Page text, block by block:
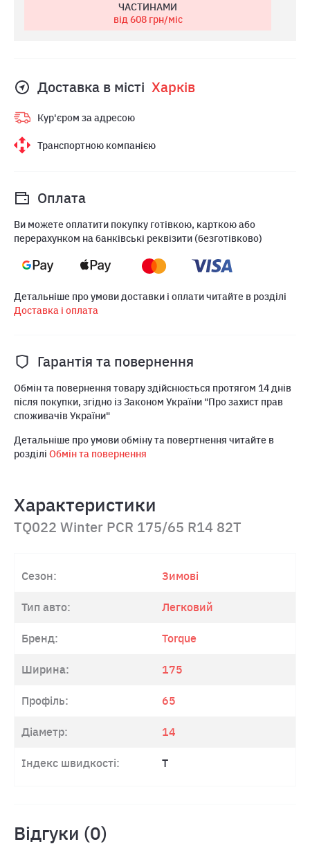
ЧАСТИНАМИ
від 608грн/міс
Доставка в місті Харкiв
Кур'єром за адресою
Транспортною компанією
Оплата
Ви можете оплатити покупку готівкою, карткою або
перерахунком на банківські реквізити (безготівково)
Детальніше про умови доставки і оплати читайте в розділі
Доставка і оплата
Гарантія та повернення
Обмін та повернення товару здійснюється протягом 14 днів
після покупки, згідно із Законом України "Про захист прав
споживачів України"
Детальніше про умови обміну та повертнення читайте в
розділі Обмін та повернення
Характеристики
TQ022 Winter PCR 175/65 R14 82T
Сезон: Зимові
Тип авто: Легковий
Бренд: Torque
Ширина: 175
Профіль: 65
Діаметр: 14
Індекс швидкості: T
Відгуки (0)